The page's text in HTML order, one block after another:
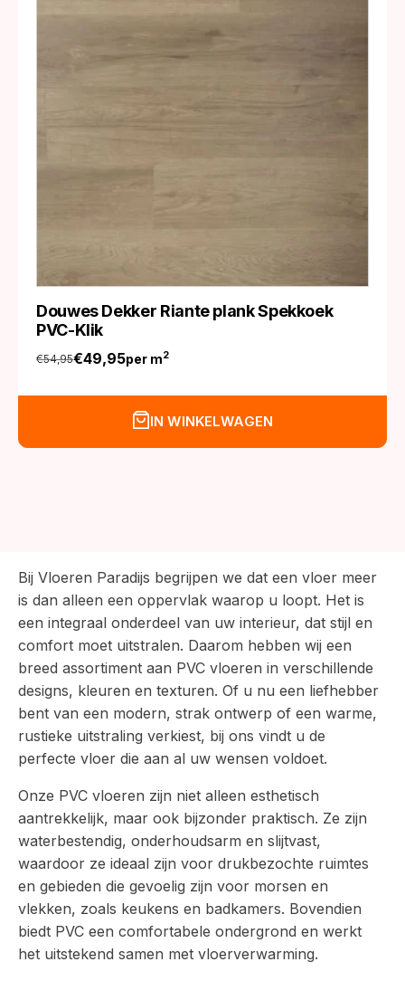
Douwes Dekker Riante plank Spekkoek
PVC-Klik
€54,95
Oorspronkelijke
prijs
€49,95
Huidige
prijs
per m2
IN WINKELWAGEN
Bij Vloeren Paradijs begrijpen we dat een vloer meer
is dan alleen een oppervlak waarop u loopt. Het is
een integraal onderdeel van uw interieur, dat stijl en
comfort moet uitstralen. Daarom hebben wij een
breed assortiment aan PVC vloeren in verschillende
designs, kleuren en texturen. Of u nu een liefhebber
bent van een modern, strak ontwerp of een warme,
rustieke uitstraling verkiest, bij ons vindt u de
perfecte vloer die aan al uw wensen voldoet.
Onze PVC vloeren zijn niet alleen esthetisch
aantrekkelijk, maar ook bijzonder praktisch. Ze zijn
waterbestendig, onderhoudsarm en slijtvast,
waardoor ze ideaal zijn voor drukbezochte ruimtes
en gebieden die gevoelig zijn voor morsen en
vlekken, zoals keukens en badkamers. Bovendien
biedt PVC een comfortabele ondergrond en werkt
het uitstekend samen met vloerverwarming.